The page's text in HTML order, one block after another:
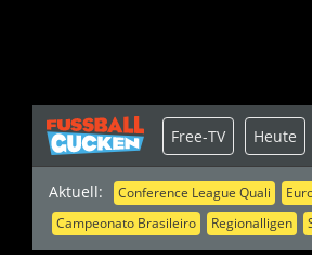
Aktuell: Conference League Quali
Campeonato Brasileiro
Regionalligen
Free-TV Heute